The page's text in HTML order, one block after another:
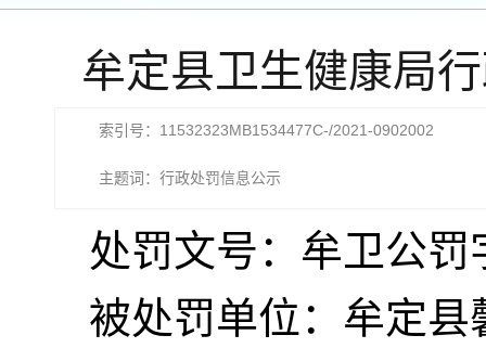
牟定县卫生健康局
索引号：11532323MB1534477C-/2021-0902002
主题词：行政处罚信息公示
处罚文号：牟卫公罚
被处罚单位：牟定县